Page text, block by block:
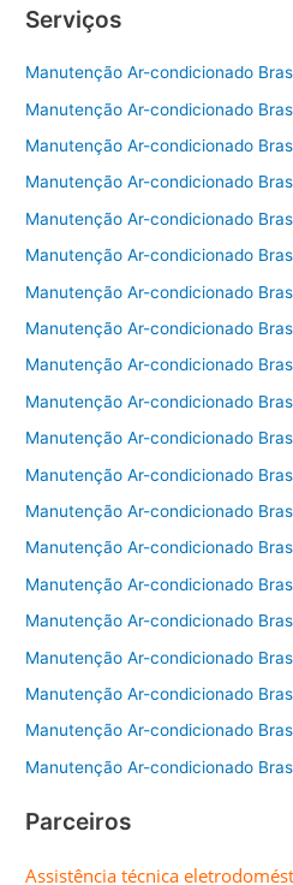
c
e
b
o
o
k
itt
er l
e
Serviços
Manutenção Ar-condicionado
Manutenção Ar-condicionado
Manutenção Ar-condicionado
Manutenção Ar-condicionado
Manutenção Ar-condicionado
Manutenção Ar-condicionado
Manutenção Ar-condicionado
Manutenção Ar-condicionado
Manutenção Ar-condicionado
Manutenção Ar-condicionado
Manutenção Ar-condicionado
Manutenção Ar-condicionado
Manutenção Ar-condicionado
Manutenção Ar-condicionado
Manutenção Ar-condicionado
Manutenção Ar-condicionado
Manutenção Ar-condicionado
Manutenção Ar-condicionado
Manutenção Ar-condicionado
Manutenção Ar-condicionado
Parceiros
Assistência técnica